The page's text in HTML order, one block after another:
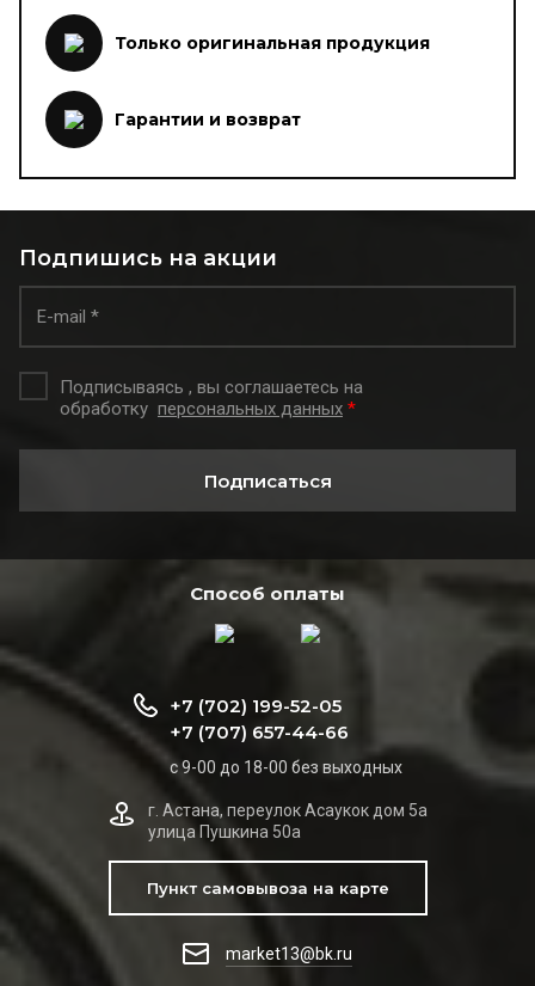
Только оригинальная продукция
Гарантии и возврат
Подпишись на акции
Подписываясь , вы соглашаетесь на
обработку персональных данных *
Подписаться
Способ оплаты
+7 (702) 199-52-05
+7 (707) 657-44-66
с 9-00 до 18-00 без выходных
г. Астана, переулок Асаукок дом 5а
улица Пушкина 50а
Пункт самовывоза на карте
market13@bk.ru